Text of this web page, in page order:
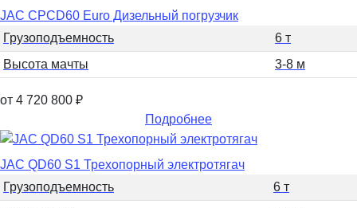
JAC CPCD60 Euro Дизельный погрузчик
Грузоподъемность
6 т
Высота мачты
3-8 м
от 4 720 800 ₽
Подробнее
JAC QD60 S1 Трехопорный электротягач
Грузоподъемность
6 т